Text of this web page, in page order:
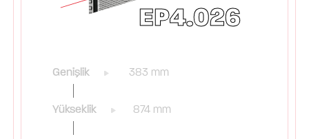
EP4.026
Genişlik 383 mm
Yükseklik 874 mm